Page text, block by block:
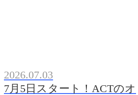
2026.07.03
7月5日スタート！ACTのオ